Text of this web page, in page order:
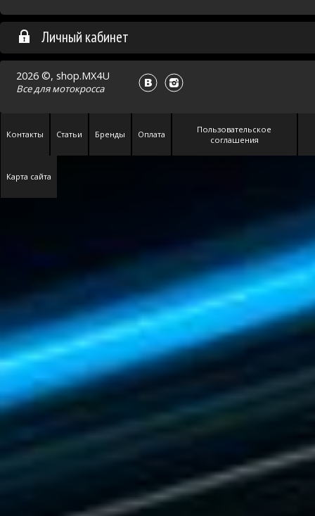
Личный кабинет
2026 ©, shop.MX4U
Все длямотокросса
Контакты Статьи Бренды Оплата
Пользовательское
соглашения
Карта сайта